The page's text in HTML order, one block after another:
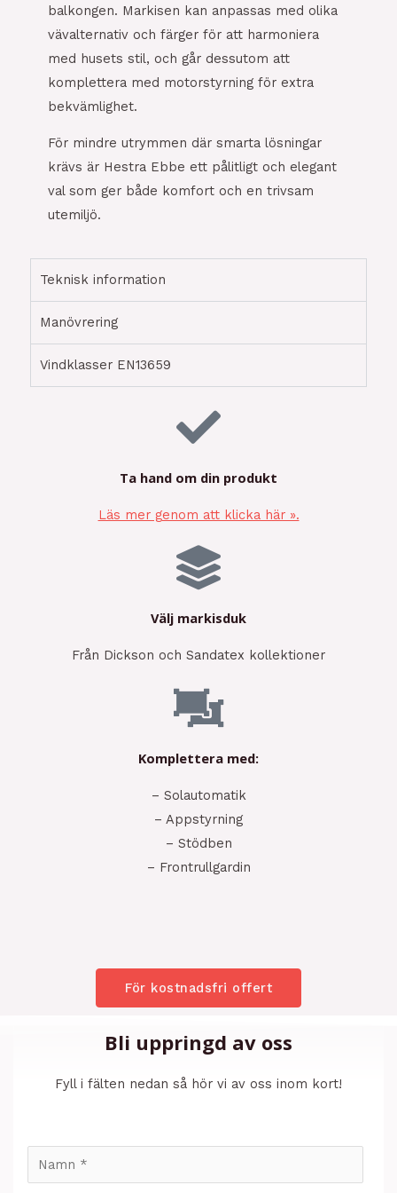
balkongen. Markisen kan anpassas med olika
vävalternativ och färger för att harmoniera
med husets stil, och går dessutom att
komplettera med motorstyrning för extra
bekvämlighet.
För mindre utrymmen där smarta lösningar
krävs är Hestra Ebbe ett pålitligt och elegant
val som ger både komfort och en trivsam
utemiljö.
Teknisk information
Manövrering
Vindklasser EN13659
Ta hand om din produkt
Läs mer genom att klicka här ».
Välj markisduk
Från Dickson och Sandatex kollektioner
Komplettera med:
– Solautomatik
– Appstyrning
– Stödben
– Frontrullgardin
För kostnadsfri offert
Bli uppringd av oss
Fyll i fälten nedan så hör vi av oss inom kort!
a